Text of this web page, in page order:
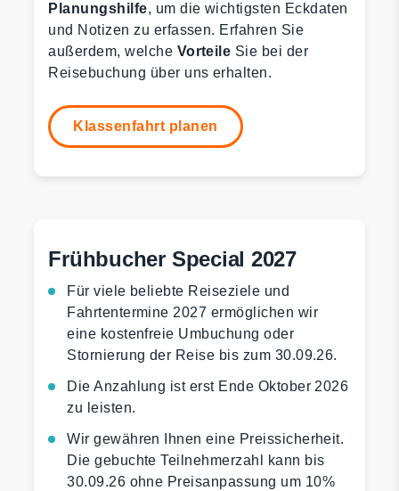
Planungshilfe, um die wichtigsten Eckdaten
und Notizen zu erfassen. Erfahren Sie
außerdem, welche Vorteile Sie bei der
Reisebuchung über uns erhalten.
Klassenfahrt planen
Frühbucher Special 2027
Für viele beliebte Reiseziele und
Fahrtentermine 2027 ermöglichen wir
eine kostenfreie Umbuchung oder
Stornierung der Reise bis zum 30.09.26.
Die Anzahlung ist erst Ende Oktober 2026
zu leisten.
Wir gewähren Ihnen eine Preissicherheit.
Die gebuchte Teilnehmerzahl kann bis
30.09.26 ohne Preisanpassung um 10%